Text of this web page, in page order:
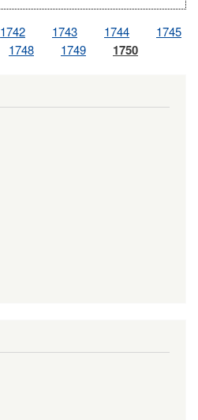
Page
1742 Page
1743 Page
1744 Page
1745
Page
1748 Page
1749 Page
1750